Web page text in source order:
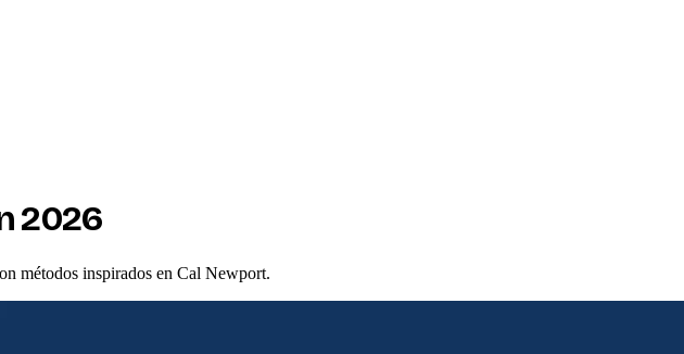
2026
métodos inspirados en Cal Newport.